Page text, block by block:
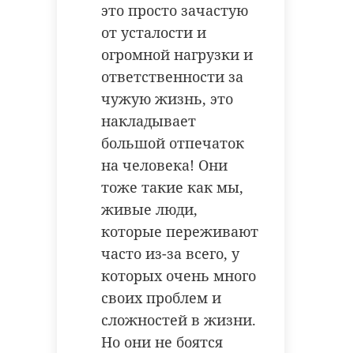
это просто зачастую
от усталости и
огромной нагрузки и
ответственности за
чужую жизнь, это
накладывает
большой отпечаток
на человека! Они
тоже такие как мы,
живые люди,
которые переживают
часто из-за всего, у
которых очень много
своих проблем и
сложностей в жизни.
Но они не боятся